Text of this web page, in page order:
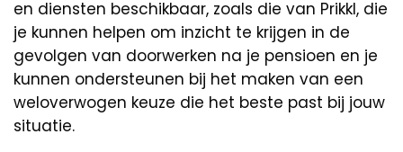
en diensten beschikbaar, zoals die van Prikkl, die
je kunnen helpen om inzicht te krijgen in de
gevolgen van doorwerken na je pensioen en je
kunnen ondersteunen bij het maken van een
weloverwogen keuze die het beste past bij jouw
situatie.